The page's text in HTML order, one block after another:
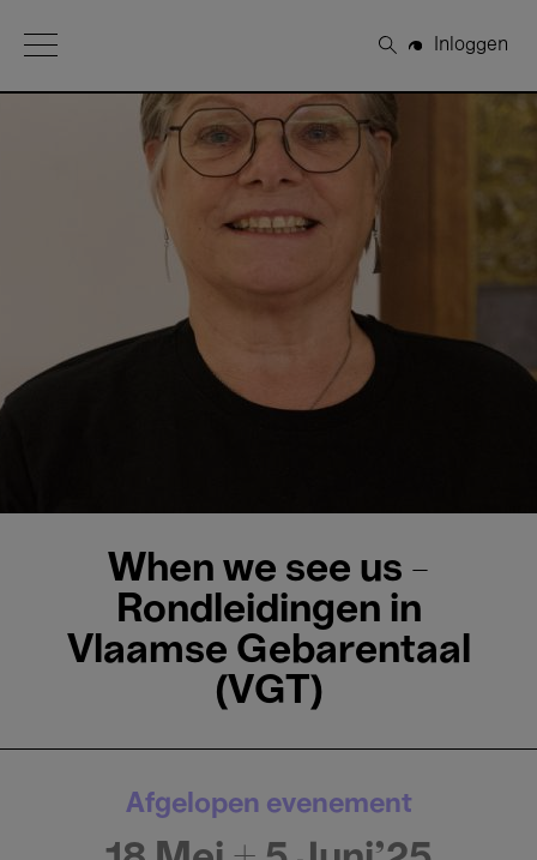
Open Menu
Zoeken
Inloggen
When we see us -
Rondleidingen in
Vlaamse Gebarentaal
(VGT)
Afgelopen evenement